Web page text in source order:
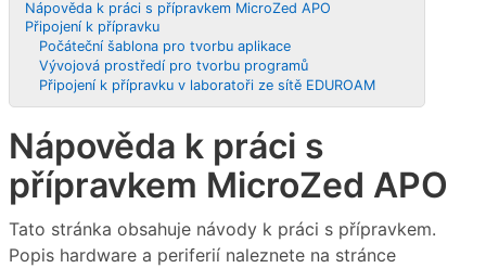
Nápověda k práci s přípravkem MicroZed APO
Připojení k přípravku
Počáteční šablona pro tvorbu aplikace
Vývojová prostředí pro tvorbu programů
Připojení k přípravku v laboratoři ze sítě EDUROAM
Nápověda k práci s
přípravkem MicroZed APO
Tato stránka obsahuje návody k práci s přípravkem.
Popis hardware a periferií naleznete na stránce